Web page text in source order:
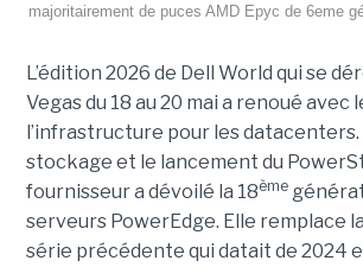
majoritairement de puces AMD Epyc de 6eme
L’édition 2026 de Dell World qui se
Vegas du 18 au 20 mai a renoué avec
l’infrastructure pour les datacenters.
stockage et le lancement du
fournisseur a dévoilé la 18ème
serveurs PowerEdge. Elle remplace la
série précédente qui datait de 2024